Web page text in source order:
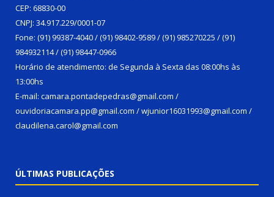
CEP: 68830-00
CNPJ: 34.917.229/0001-07
Fone: (91) 99387-4040 / (91) 98402-9589 / (91) 985270225 / (91)
984932114 / (91) 98447-0966
Horário de atendimento: de Segunda à Sexta das 08:00hs às
13:00hs
E-mail: camara.pontadepedras@gmail.com /
ouvidoriacamara.pp@gmail.com / wjunior16031993@gmail.com /
claudilena.carol@gmail.com
ÚLTIMAS PUBLICAÇÕES